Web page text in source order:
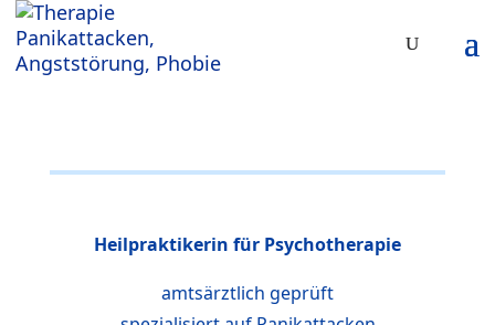
Heilpraktikerin für Psychotherapie
amtsärztlich geprüft